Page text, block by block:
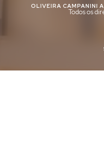
OLIVEIRA CAMPANINI
Todos os